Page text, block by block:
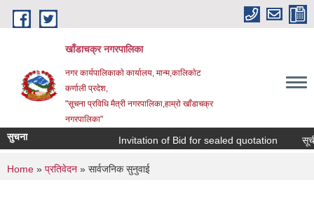
Skip to main content
खाँडाचक्र नगरपालिका
नगर कार्यपालिकाकाे कार्यालय, मान्म,कालिकाेट
क‍र्णाली प्रदेश,
"सूचना प्रविधि मैत्री नगरपालिका,हाम्राे खाँडाचक्र
नगरपालिका"
सुचना Invitation of Bid for sealed quotation
You are here
Home » प्रतिवेदन » सार्वजनिक सुनुवाई